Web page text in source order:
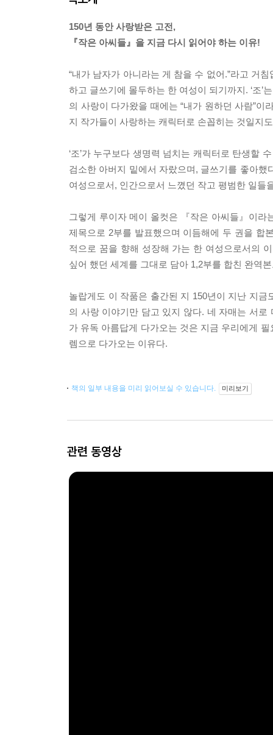
150년 동안 사랑받은 고전,
『작은 아씨들』을 지금 다시 읽어야 하는 이유!
“내가 남자가 아니라는 게 참을 수 없어.”라고 거
하고 글쓰기에 몰두하는 한 여성이 되기까지. ‘조
의 사랑이 다가왔을 때에는 “내가 원하던 사람”
지 작가들이 사랑하는 캐릭터로 손꼽히는 것일지
‘조’가 누구보다 생명력 넘치는 캐릭터로 탄생할
검소한 아버지 밑에서 자랐으며, 글쓰기를 좋아
여성으로서, 인간으로서 느꼈던 작고 평범한 일들
그렇게 루이자 메이 올컷은 『작은 아씨들』이
제목으로 2부를 발표했으며 이듬해에 두 권을 합
적으로 꿈을 향해 성장해 가는 한 여성으로서의
싶어 했던 세계를 그대로 담아 1,2부를 합친 완역
놀랍게도 이 작품은 출간된 지 150년이 지난 지
의 사랑 이야기만 담고 있지 않다. 네 자매는 서
가 유독 아름답게 다가오는 것은 지금 우리에게
렘으로 다가오는 이유다.
책의 일부 내용을 미리 읽어보실 수 있습니다. 미리보기
관련 동영상